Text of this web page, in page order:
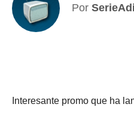
Por
Interesante promo que ha